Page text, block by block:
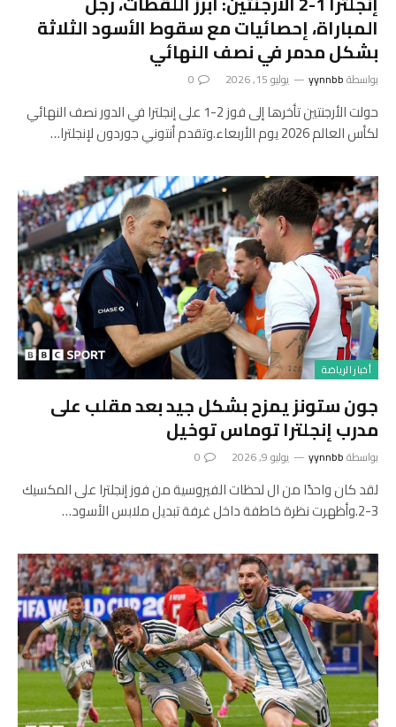
المباراة، إحصائيات مع سقوط الأسود الثلاثة
بشكل مدمر في نصف النهائي
بواسطةyynnbb يوليو 15, 2026 0
حولت الأرجنتين تأخرها إلى فوز 2-1 على إنجلترا في الدور نصف النهائي
لكأس العالم 2026 يوم الأربعاء.وتقدم أنتوني جوردون لإنجلترا…
أخبار الرياضة
جون ستونز يمزح بشكل جيد بعد مقلب على
مدرب إنجلترا توماس توخيل
بواسطةyynnbb يوليو 9, 2026 0
لقد كان واحدًا من ال لحظات الفيروسية من فوز إنجلترا على المكسيك
3-2.وأظهرت نظرة خاطفة داخل غرفة تبديل ملابس الأسود…